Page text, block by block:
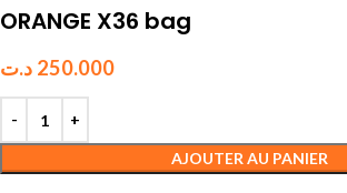
ORANGE X36 bag
250.000 د.ت
AJOUTER AU PANIER